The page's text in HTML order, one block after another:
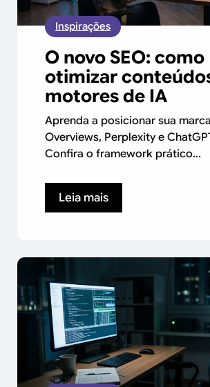
Inspirações
O novo SEO: como
otimizar
motores de IA
Aprenda a posicionar sua
Overviews, Perplexity e
Confira o framework prático...
Leia mais